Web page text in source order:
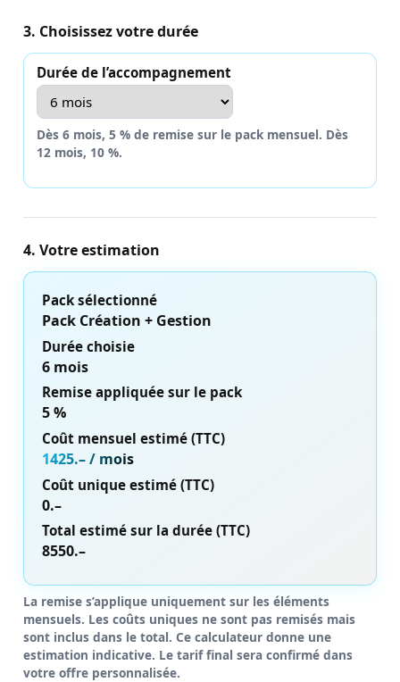
3. Choisissez votre durée
Durée de l’accompagnement
Dès 6 mois, 5 % de remise sur le pack mensuel. Dès
12 mois, 10 %.
4. Votre estimation
Pack sélectionné
Pack Création + Gestion
Durée choisie
6 mois
Remise appliquée sur le pack
5 %
Coût mensuel estimé (TTC)
1425.– / mois
Coût unique estimé (TTC)
0.–
Total estimé sur la durée (TTC)
8550.–
La remise s’applique uniquement sur les éléments
mensuels. Les coûts uniques ne sont pas remisés mais
sont inclus dans le total. Ce calculateur donne une
estimation indicative. Le tarif final sera confirmé dans
votre offre personnalisée.